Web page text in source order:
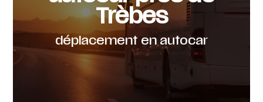
Trèbes
déplacement en autocar